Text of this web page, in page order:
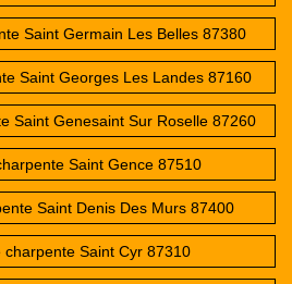
Saint Germain Les Belles 87380
Saint Georges Les Landes 87160
Saint Genesaint Sur Roselle 87260
Saint Gence 87510
Saint Denis Des Murs 87400
charpente Saint Cyr 87310